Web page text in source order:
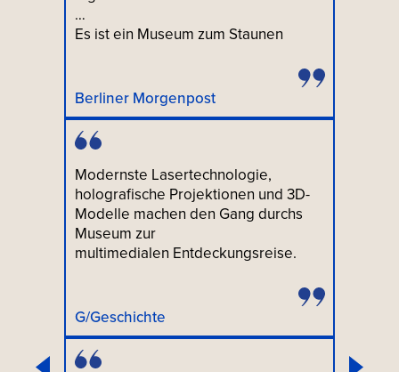
…
Es ist ein Museum zum Staunen
Berliner Morgenpost
Modernste Lasertechnologie,
holografische Projektionen und 3D-
Modelle machen den Gang durchs
Museum zur
multimedialen Entdeckungsreise.
G/Geschichte